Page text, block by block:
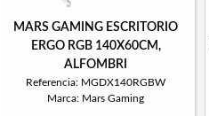
MARS GAMING ESCRITORIO
ERGO RGB 140X60CM,
ALFOMBRI
Referencia: MGDX140RGBW
Marca: Mars Gaming